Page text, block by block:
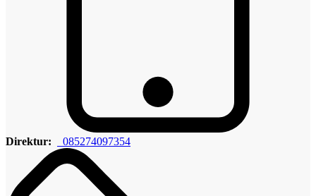
Direktur: 085274097354